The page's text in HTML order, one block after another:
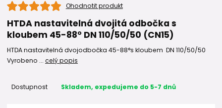
Ohodnotit produkt
HTDA nastavitelná dvojitá odbočka s
kloubem 45-88° DN 110/50/50 (CN15)
HTDA nastavitelná dvojodbočka 45-88°s kloubem DN 110/50/50
Vyrobeno ... celý popis
Dostupnost Skladem, expedujeme do 5-7 dnů